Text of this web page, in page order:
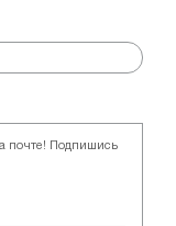
почте! Подпишись